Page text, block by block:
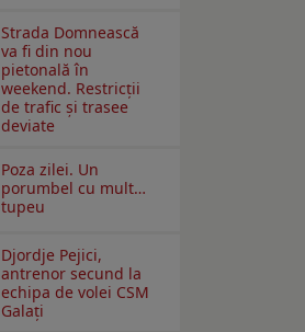
Strada Domnească
va fi din nou
pietonală în
weekend. Restricţii
de trafic şi trasee
deviate
Poza zilei. Un
porumbel cu mult…
tupeu
Djordje Pejici,
antrenor secund la
echipa de volei CSM
Galați